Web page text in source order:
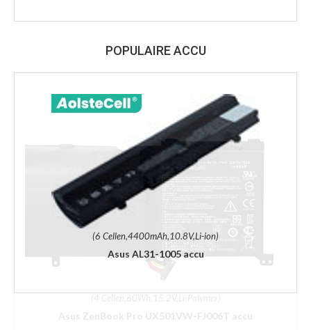
POPULAIRE ACCU
(6 Cellen,4400mAh,10.8V,Li-ion)
Asus AL31-1005 accu